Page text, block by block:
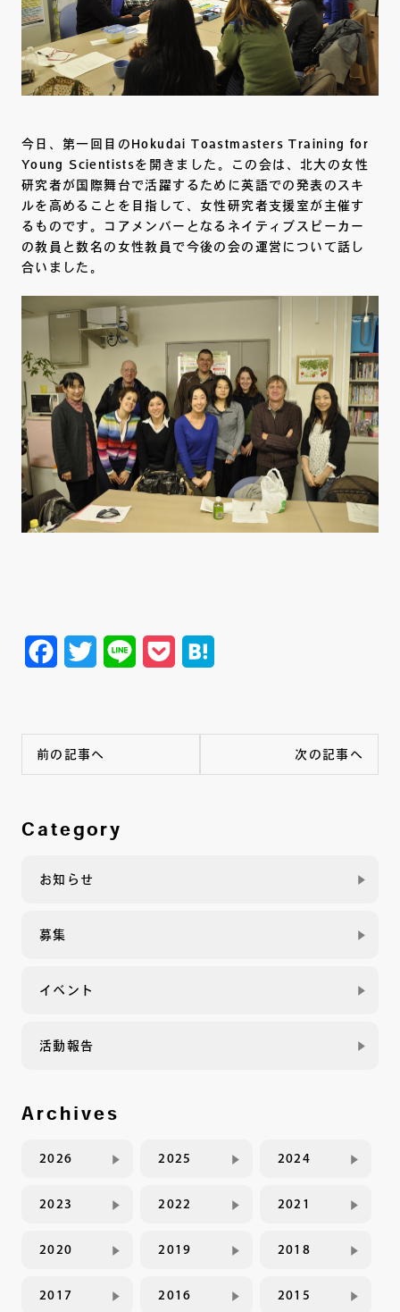
今日、第一回目のHokudai Toastmasters Training for
Young Scientistsを開きました。この会は、北大の女性
研究者が国際舞台で活躍するために英語での発表のスキ
ルを高めることを目指して、女性研究者支援室が主催す
るものです。コアメンバーとなるネイティブスピーカー
の教員と数名の女性教員で今後の会の運営について話し
合いました。
Facebook
TwitterLine Pocket
前の記事へ 次の記事へ
Category
お知らせ
募集
イベント
活動報告
Archives
2026 2025 2024
2023 2022 2021
2020 2019 2018
2017 2016 2015